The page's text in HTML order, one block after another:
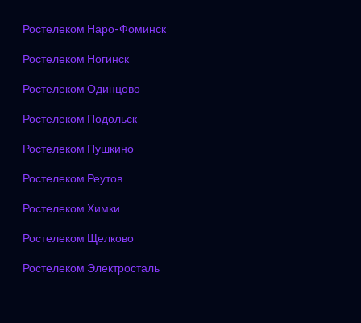
Ростелеком Наро-Фоминск
Ростелеком Ногинск
Ростелеком Одинцово
Ростелеком Подольск
Ростелеком Пушкино
Ростелеком Реутов
Ростелеком Химки
Ростелеком Щелково
Ростелеком Электросталь